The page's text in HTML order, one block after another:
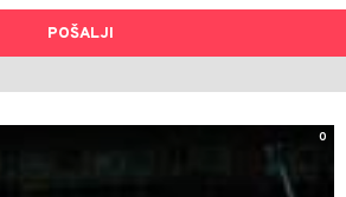
POŠALJI
0